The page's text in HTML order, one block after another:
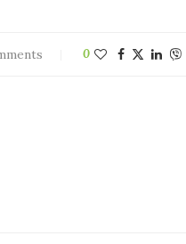
0